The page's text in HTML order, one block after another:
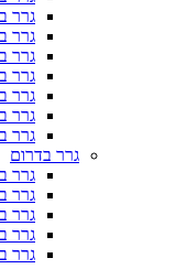
גרר
גרר
גרר
גרר
גרר
גרר
גרר
גרר בדרום
גרר
גרר
גרר
גרר
גרר